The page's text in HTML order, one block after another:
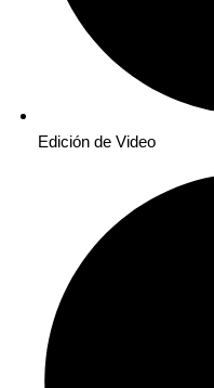
Edición de Video